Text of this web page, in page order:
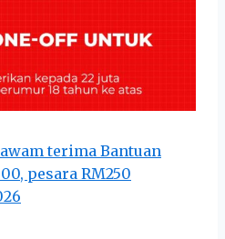
terima Bantuan
pesara RM250